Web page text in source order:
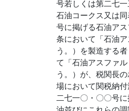
号若しくは第二七
石油コークス又は
号に掲げる石油ア
条において「石油
う。）を製造する
て「石油アスファ
う。）が、税関長
場において関税納
二七一〇・〇〇号